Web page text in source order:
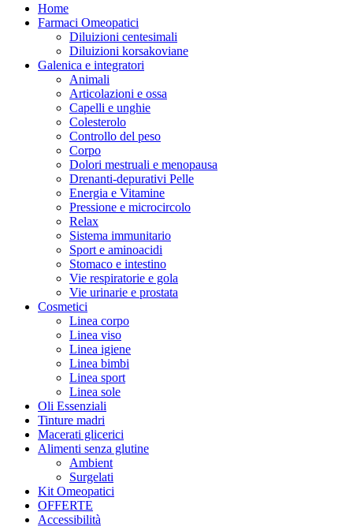
Home
Farmaci Omeopatici
Diluizioni centesimali
Diluizioni korsakoviane
Galenica e integratori
Animali
Articolazioni e ossa
Capelli e unghie
Colesterolo
Controllo del peso
Corpo
Dolori mestruali e menopausa
Drenanti-depurativi Pelle
Energia e Vitamine
Pressione e microcircolo
Relax
Sistema immunitario
Sport e aminoacidi
Stomaco e intestino
Vie respiratorie e gola
Vie urinarie e prostata
Cosmetici
Linea corpo
Linea viso
Linea igiene
Linea bimbi
Linea sport
Linea sole
Oli Essenziali
Tinture madri
Macerati glicerici
Alimenti senza glutine
Ambient
Surgelati
Kit Omeopatici
OFFERTE
Accessibilità